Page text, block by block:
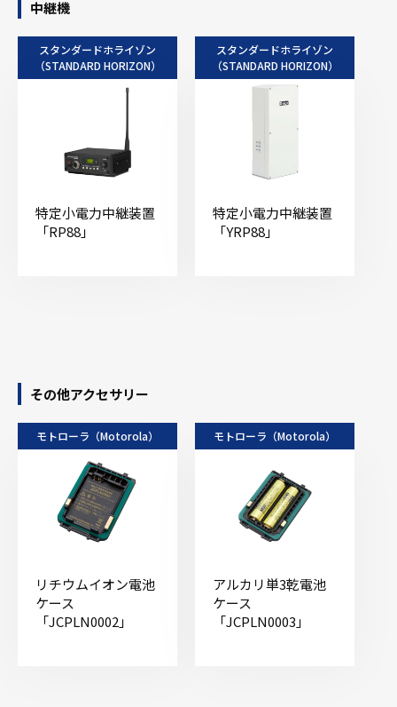
中継機
スタンダードホライゾン
（STANDARD HORIZON）
特定小電力中継装置
「RP88」
スタンダードホライゾン
（STANDARD HORIZON）
特定小電力中継装置
「YRP88」
その他アクセサリー
モトローラ（Motorola）
リチウムイオン電池
ケース
「JCPLN0002」
モトローラ（Motorola）
アルカリ単3乾電池
ケース
「JCPLN0003」